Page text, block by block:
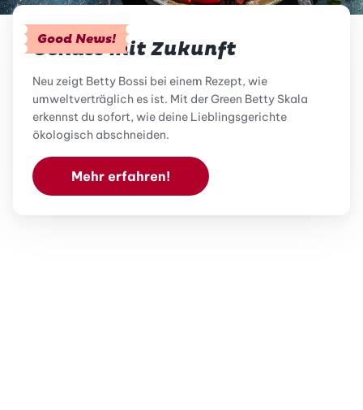
Good News!
Genuss mit Zukunft
Neu zeigt Betty Bossi bei einem Rezept, wie
umweltverträglich es ist. Mit der Green Betty Skala
erkennst du sofort, wie deine Lieblingsgerichte
ökologisch abschneiden.
Mehr erfahren!